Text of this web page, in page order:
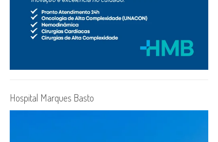
Hospital Marques Basto